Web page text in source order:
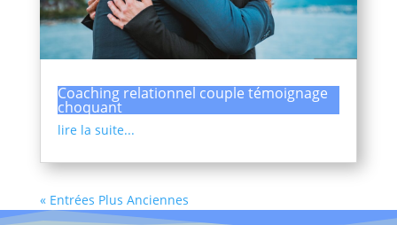
Coaching relationnel couple témoignage
choquant
lire la suite...
« Entrées Plus Anciennes